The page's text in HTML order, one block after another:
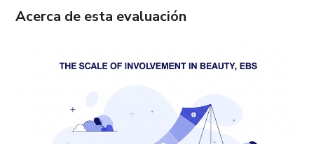
Acerca de esta evaluación